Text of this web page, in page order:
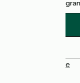
Espace Presse